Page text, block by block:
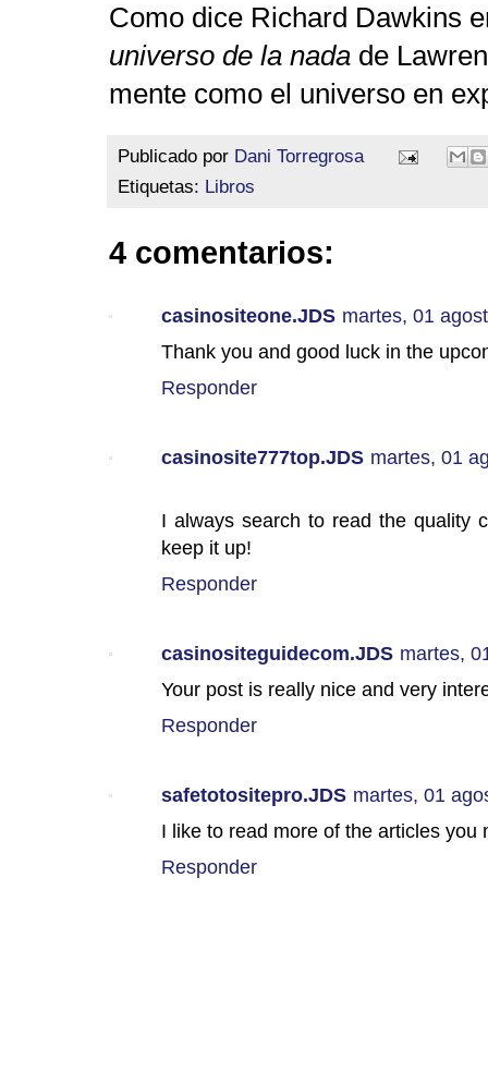
Como dice Richard Dawkins
universo de la nada de
mente como el universo en
Publicado por Dani Torregrosa
Etiquetas: Libros
4 comentarios:
casinositeone.JDS martes, 01
Thank you and good luck in the
Responder
casinosite777top.JDS martes, 01
I always search to read the quality
keep it up!
Responder
casinositeguidecom.JDS martes,
Your post is really nice and very
Responder
safetotositepro.JDS martes, 01
I like to read more of the articles you
Responder